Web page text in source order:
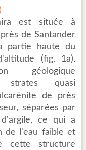
est située à
de Santander
partie haute du
(fig. 1a).
géologique
strates quasi
de près
séparées par
ce qui a
de l'eau faible et
cette structure